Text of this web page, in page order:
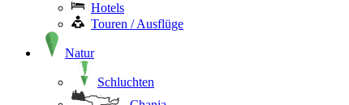
Hotels
Touren / Ausflüge
Natur
Schluchten